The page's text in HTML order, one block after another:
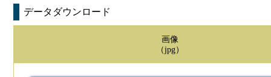
データダウンロード
画像
（jpg）